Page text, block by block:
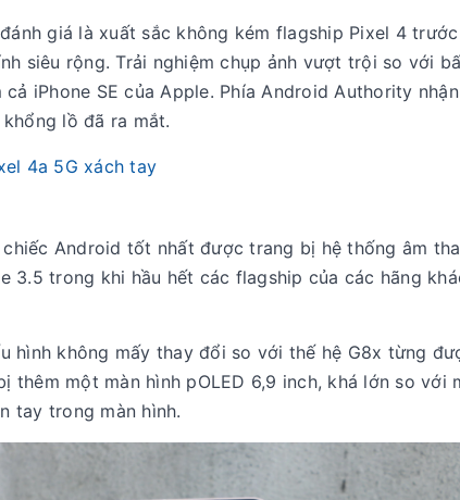
giá là xuất sắc không kém flagship Pixel 4
siêu rộng. Trải nghiệm chụp ảnh vượt trội so với
iPhone SE của Apple. Phía Android Authority
lồ đã ra mắt.
4a 5G xách tay
Android tốt nhất được trang bị hệ thống âm
3.5 trong khi hầu hết các flagship của các hãng
hình không mấy thay đổi so với thế hệ G8x từng
thêm một màn hình pOLED 6,9 inch, khá lớn so với
tay trong màn hình.